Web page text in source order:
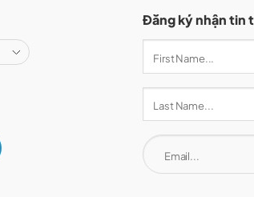
Đăng ký nhận tin